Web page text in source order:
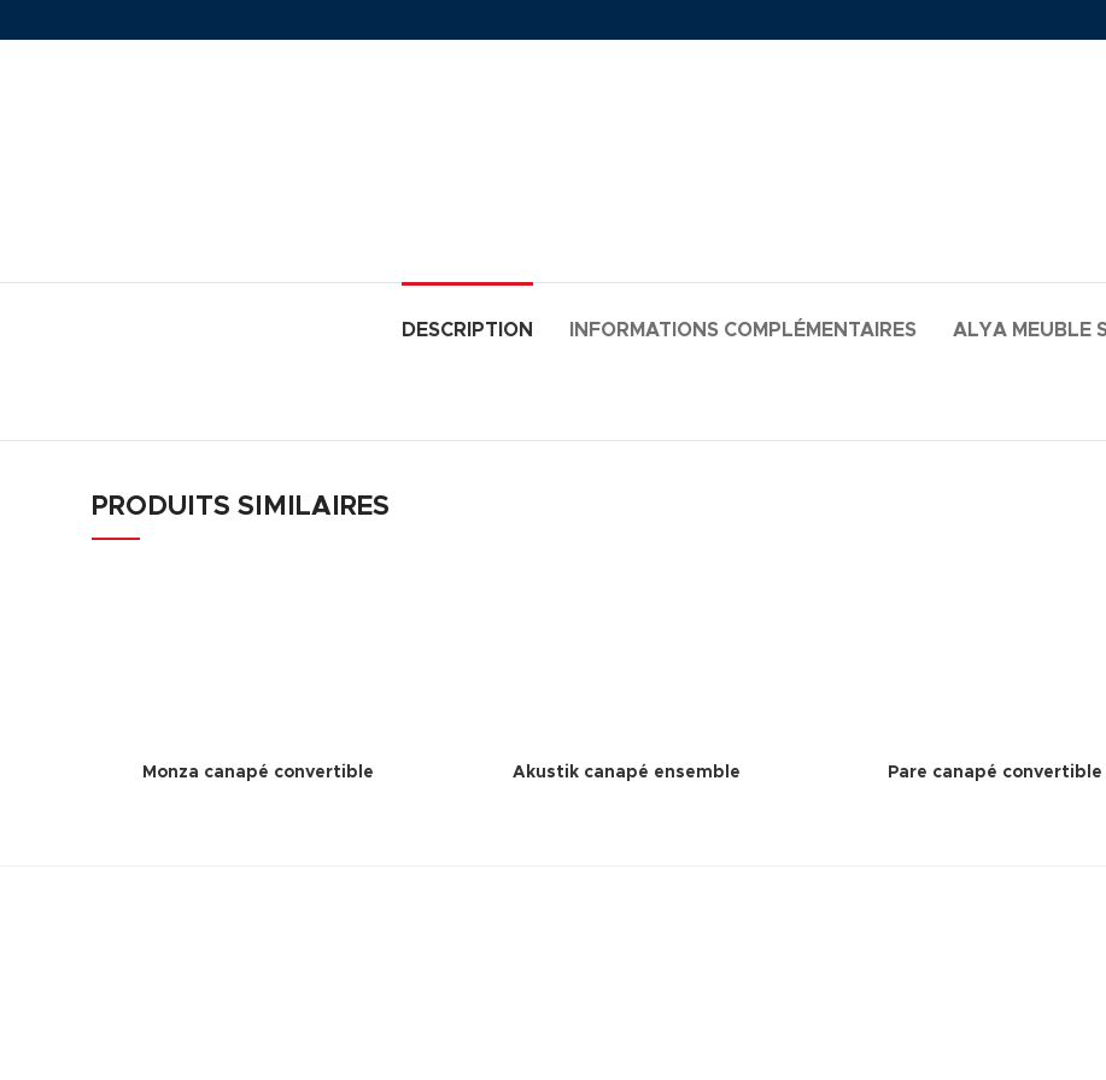
DESCRIPTION INFORMATIONS COMPLÉMENTAIRES ALYA MEUBLE
PRODUITS SIMILAIRES
Monza canapé convertible Akustik canapé ensemble Pare canapé convertible